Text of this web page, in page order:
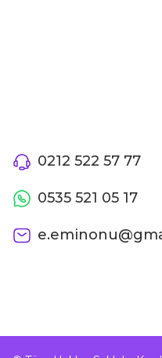
0212 522 57 77
0535 521 05 17